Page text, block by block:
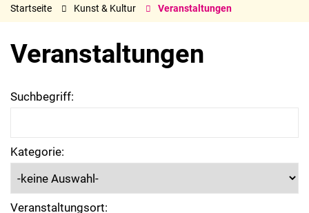
Startseite Kunst & Kultur Veranstaltungen
Veranstaltungen
Suchbegriff:
Kategorie:
Veranstaltungsort: